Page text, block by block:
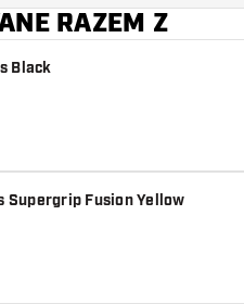
RAZEM Z
Black
Supergrip Fusion Yellow